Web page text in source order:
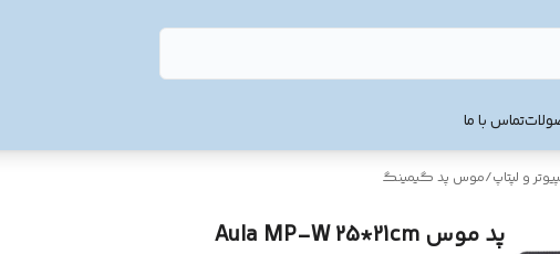
تماس با ما
و لپتاپ/موس پد گیمینگ
پد موس Aula MP-W 25*21cm